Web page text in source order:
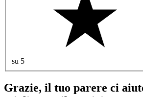
su 5
Grazie, il tuo parere ci